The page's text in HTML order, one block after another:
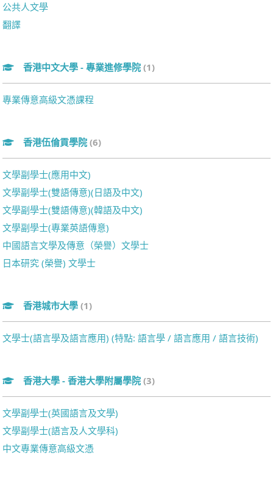
公共人文學
翻譯
香港中文大學 - 專業進修學院 (1)
專業傳意高級文憑課程
香港伍倫貢學院 (6)
文學副學士(應用中文)
文學副學士(雙語傳意)(日語及中文)
文學副學士(雙語傳意)(韓語及中文)
文學副學士(專業英語傳意)
中國語言文學及傳意（榮譽）文學士
日本研究 (榮譽) 文學士
香港城市大學 (1)
文學士(語言學及語言應用) (特點: 語言學 / 語言應用 / 語言技術)
香港大學 - 香港大學附屬學院 (3)
文學副學士(英國語言及文學)
文學副學士(語言及人文學科)
中文專業傳意高級文憑